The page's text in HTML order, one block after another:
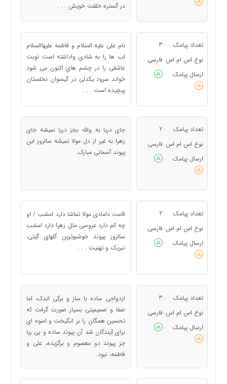
در گستره خلقت خویش . . .
تعداد پیامک :
3
نوع اس ام اس : فارسی
ارسال پیامک
:
نام علی علیه السلام و فاطمه علیهاالسلام
لب ها را به شادی واداشته است نوبت
عاشقی را در چشم هایِ اکنون می شود
خواند سرود یکدلی در گیسوان نخلستان
پیچیده است . . .
تعداد پیامک :
2
نوع اس ام اس : فارسی
ارسال پیامک
:
جای دریا به والله بجز دریا نمیشه جای
زهرا به غیر از دل مولا نمیشه سالروز این
پیوند آسمانی مبارک.
تعداد پیامک :
2
نوع اس ام اس : فارسی
ارسال پیامک
:
قامت دامادی مولا تماشا دارد امشب / او
چه کم دارد عروسی مثل زهرا دارد امشب
سالروز پیوند خوشبوترین گلهای گیتی،
تبریک و تهنیت . . .
تعداد پیامک :
3
نوع اس ام اس : فارسی
ارسال پیامک
:
ازدواجی ساده با ساز و برگی اندک، اما
صفا و صمیمیتی بسیار صورت گرفت که
تحسین همگان را بر انگیخت و اسوه ای
برای آیندگان شد آن پیوند ساده و بی ریا
جز پیوند دو معصوم و برگزیده، علی و
فاطمه، نبود.